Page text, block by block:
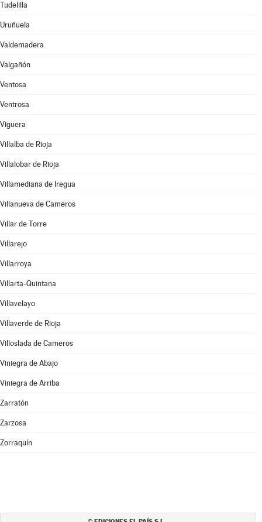
Tudelilla
Uruñuela
Valdemadera
Valgañón
Ventosa
Ventrosa
Viguera
Villalba de Rioja
Villalobar de Rioja
Villamediana de Iregua
Villanueva de Cameros
Villar de Torre
Villarejo
Villarroya
Villarta-Quintana
Villavelayo
Villaverde de Rioja
Villoslada de Cameros
Viniegra de Abajo
Viniegra de Arriba
Zarratón
Zarzosa
Zorraquín